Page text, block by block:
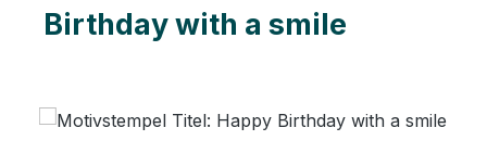
Birthday with a smile